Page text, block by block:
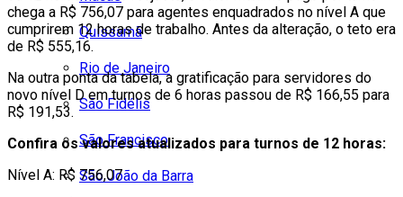
Quissamã
Rio de Janeiro
São Fidélis
São Francisco
São João da Barra
chega a R$ 756,07 para agentes enquadrados no nível A que
cumprirem 12 horas de trabalho. Antes da alteração, o teto era
de R$ 555,16.
Na outra ponta da tabela, a gratificação para servidores do
novo nível D em turnos de 6 horas passou de R$ 166,55 para
R$ 191,53.
Confira os valores atualizados para turnos de 12 horas:
Nível A: R$ 756,07